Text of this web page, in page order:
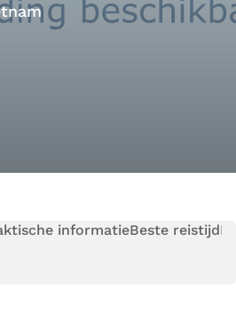
informatieBeste reistijd